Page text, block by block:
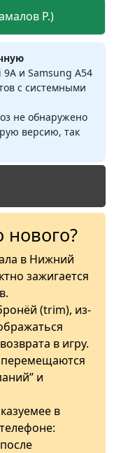
Р.)
и Samsung A54
с системными
не обнаружено
версию, так
нового?
в Нижний
зажигается
(trim), из-
в игру.
и
в